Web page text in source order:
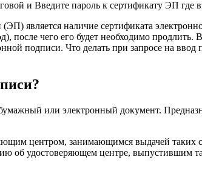
является наличие сертификата
после чего его будет необходимо
подписи. Что делать при запросе на
или электронный документ.
центром, занимающимся выдачей таких
об удостоверяющем центре, выпустившим